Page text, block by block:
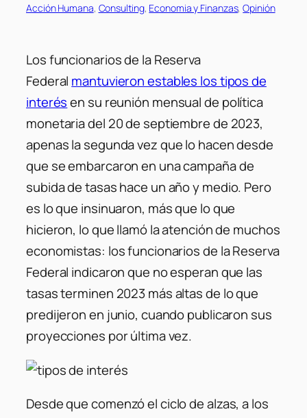
Acción Humana, Consulting, Economia y Finanzas, Opinión
Los funcionarios de la Reserva
Federal mantuvieron estables los tipos de
interésen su reunión mensual de política
monetaria del 20 de septiembre de 2023,
apenas la segunda vez que lo hacen desde
que se embarcaron en una campaña de
subida de tasas hace un año y medio. Pero
es lo que insinuaron, más que lo que
hicieron, lo que llamó la atención de muchos
economistas: los funcionarios de la Reserva
Federal indicaron que no esperan que las
tasas terminen 2023 más altas de lo que
predijeron en junio, cuando publicaron sus
proyecciones por última vez.
Desde que comenzó el ciclo de alzas, a los